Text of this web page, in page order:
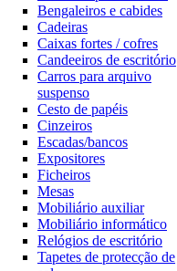
Bengaleiros e cabides
Cadeiras
Caixas fortes / cofres
Candeeiros de escritório
Carros para arquivo
suspenso
Cesto de papéis
Cinzeiros
Escadas/bancos
Expositores
Ficheiros
Mesas
Mobiliário auxiliar
Mobiliário informático
Relógios de escritório
Tapetes de protecção de